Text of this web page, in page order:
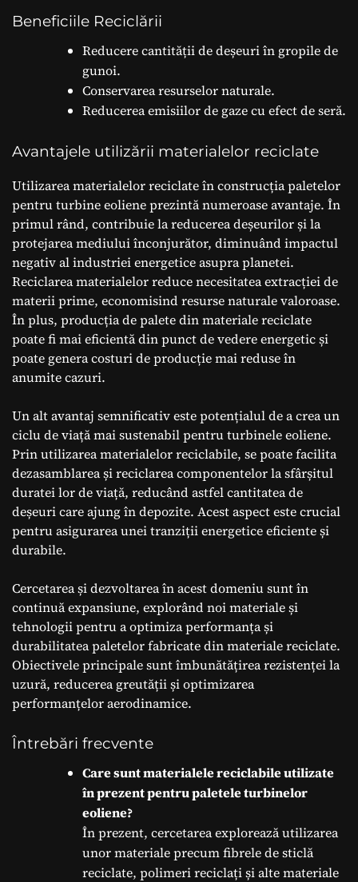
Beneficiile Reciclării
Reducere cantității de deșeuri în gropile de
gunoi.
Conservarea resurselor naturale.
Reducerea emisiilor de gaze cu efect de seră.
Avantajele utilizării materialelor reciclate
Utilizarea materialelor reciclate în construcția paletelor
pentru turbine eoliene prezintă numeroase avantaje. În
primul rând, contribuie la reducerea deșeurilor și la
protejarea mediului înconjurător, diminuând impactul
negativ al industriei energetice asupra planetei.
Reciclarea materialelor reduce necesitatea extracției de
materii prime, economisind resurse naturale valoroase.
În plus, producția de palete din materiale reciclate
poate fi mai eficientă din punct de vedere energetic și
poate genera costuri de producție mai reduse în
anumite cazuri.
Un alt avantaj semnificativ este potențialul de a crea un
ciclu de viață mai sustenabil pentru turbinele eoliene.
Prin utilizarea materialelor reciclabile, se poate facilita
dezasamblarea și reciclarea componentelor la sfârșitul
duratei lor de viață, reducând astfel cantitatea de
deșeuri care ajung în depozite. Acest aspect este crucial
pentru asigurarea unei tranziții energetice eficiente și
durabile.
Cercetarea și dezvoltarea în acest domeniu sunt în
continuă expansiune, explorând noi materiale și
tehnologii pentru a optimiza performanța și
durabilitatea paletelor fabricate din materiale reciclate.
Obiectivele principale sunt îmbunătățirea rezistenței la
uzură, reducerea greutății și optimizarea
performanțelor aerodinamice.
Întrebări frecvente
Care sunt materialele reciclabile utilizate
în prezent pentru paletele turbinelor
eoliene?
În prezent, cercetarea explorează utilizarea
unor materiale precum fibrele de sticlă
reciclate, polimeri reciclați și alte materiale